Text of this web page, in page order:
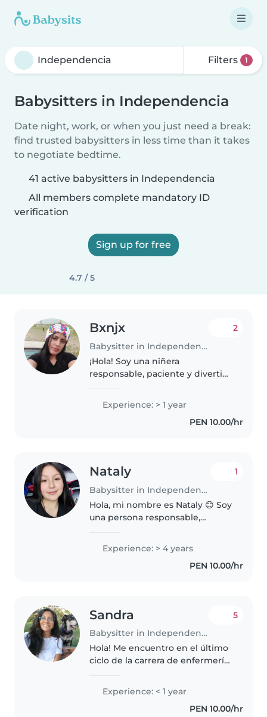
Filters 1
Babysitters in Independencia
Date night, work, or when you just need a break:
find trusted babysitters in less time than it takes
to negotiate bedtime.
41 active babysitters in Independencia
All members complete mandatory ID
verification
Sign up for free
4.7 / 5
Bxnjx
Babysitter in Independencia
2
¡Hola! Soy una niñera
responsable, paciente y divertida
cuidando niños en edad
preescolar. Tengo experiencia
con niños con necesidades
Experience: > 1 year
PEN 10.00/hr
Nataly
Babysitter in Independencia
1
Hola, mi nombre es Nataly 😊 Soy
una persona responsable,
cuidando niños y me gusta
brindarles un ambiente seguro,
Experience: > 4 years
PEN 10.00/hr
Sandra
Babysitter in Independencia
5
Hola! Me encuentro en el último
ciclo de la carrera de enfermería
conocimientos de primeros
auxilios y sobre el cuidado
integral de las personas...
Experience: < 1 year
PEN 10.00/hr